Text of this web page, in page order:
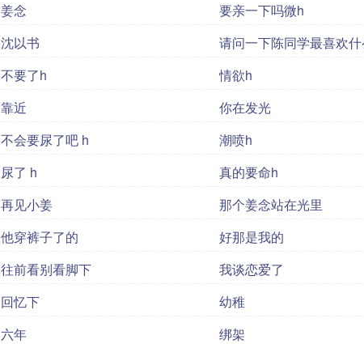
姜念 要亲一下吗微h
沈以书 请问一下陈同学最喜欢
不要了h 情欲h
靠近 你在发光
不会要尿了吧 h 潮喷h
尿了 h 真的要命h
再见小姜 那个姜念站在光里
他穿裤子了的 好那是我的
往前看别看脚下 我谈恋爱了
回忆下 幼稚
六年 绑架